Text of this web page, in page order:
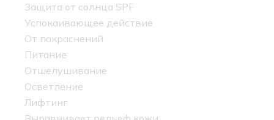
Защита от солнца SPF
Успокаивающее действие
От покраснений
Питание
Отшелушивание
Осветление
Лифтинг